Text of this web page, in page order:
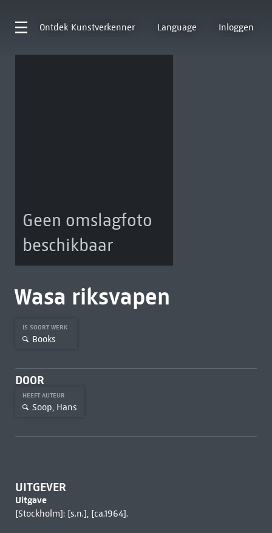
Ontdek Kunstverkenner Language Inloggen
Geen omslagfoto
beschikbaar
Wasa riksvapen
IS SOORT WERK
Books
DOOR
HEEFT AUTEUR
Soop, Hans
UITGEVER
Uitgave
[Stockholm]: [s.n.], [ca.1964].